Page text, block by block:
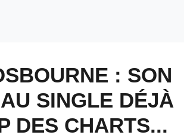
: SON
SINGLE DÉJÀ
DES CHARTS...